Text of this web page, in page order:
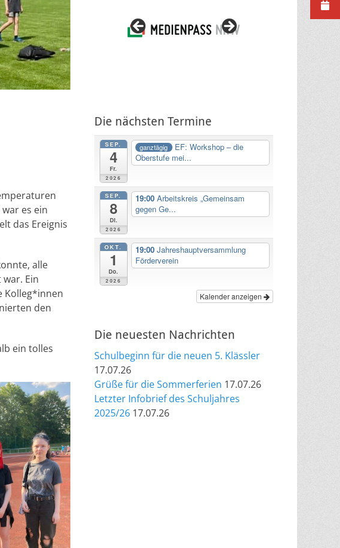
es ein
das Ereignis
alle
Ein
Kolleg*innen
den
ein tolles
Die nächsten Termine
SEP.
4
Fr.
2026
ganztägig
EF: Workshop – die
Oberstufe mei...
SEP.
8
Di.
2026
19:00 Arbeitskreis „Gemeinsam
gegen Ge...
OKT.
1
Do.
2026
19:00 Jahreshauptversammlung
Förderverein
Kalender anzeigen
Die neuesten Nachrichten
Schulbeginn für die neuen 5. Klässler
17.07.26
Grüße für die Sommerferien 17.07.26
Letzter Infobrief des Schuljahres
2025/26 17.07.26